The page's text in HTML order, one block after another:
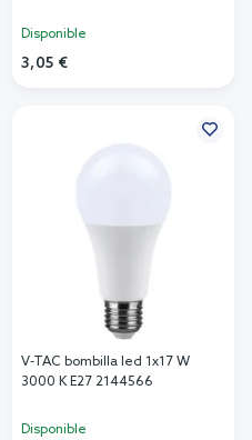
Disponible
3,05 €
V-TAC bombilla led 1x17 W
3000 K E27 2144566
Disponible